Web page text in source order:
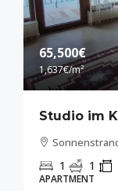
65,500€
1,637€/m²
Studio im
1 1
APARTMENT